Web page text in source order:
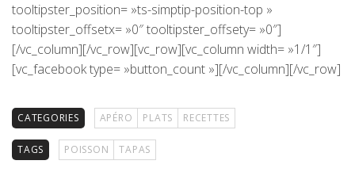
tooltipster_position= »ts-simptip-position-top »
tooltipster_offsetx= »0″ tooltipster_offsety= »0″]
[/vc_column][/vc_row][vc_row][vc_column width= »1/1″]
[vc_facebook type= »button_count »][/vc_column][/vc_row]
CATEGORIES APÉRO PLATS RECETTES
TAGS POISSON TAPAS